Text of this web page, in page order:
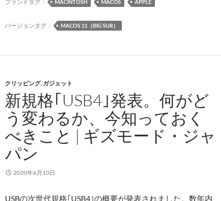
ブランドタグ： MACINTOSH MACOS APPLE
バージョンタグ： MACOS 11（BIG SUR）
クリッピング, ガジェット
新規格｢USB4｣発表。何がど
う変わるか、今知っておく
べきこと | ギズモード・ジャ
パン
2020年6月10日
USBの次世代規格｢USB4｣の概要が発表されました。数年内